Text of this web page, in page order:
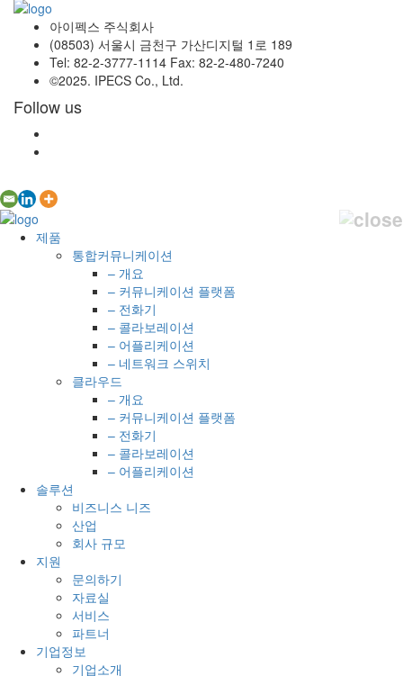
아이펙스 주식회사
(08503) 서울시 금천구 가산디지털 1로 189
Tel: 82-2-3777-1114 Fax: 82-2-480-7240
©2025. IPECS Co., Ltd.
Follow us
제품
통합커뮤니케이션
– 개요
– 커뮤니케이션 플랫폼
– 전화기
– 콜라보레이션
– 어플리케이션
– 네트워크 스위치
클라우드
– 개요
– 커뮤니케이션 플랫폼
– 전화기
– 콜라보레이션
– 어플리케이션
솔루션
비즈니스 니즈
산업
회사 규모
지원
문의하기
자료실
서비스
파트너
기업정보
기업소개